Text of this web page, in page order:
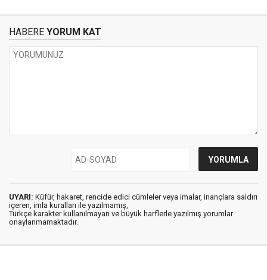
HABERE YORUM KAT
UYARI: Küfür, hakaret, rencide edici cümleler veya imalar, inançlara saldırı
içeren, imla kuralları ile yazılmamış,
Türkçe karakter kullanılmayan ve büyük harflerle yazılmış yorumlar
onaylanmamaktadır.